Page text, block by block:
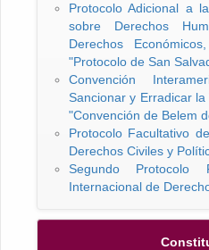
Protocolo Adicional a
sobre Derechos
Derechos
"Protocolo de San
Convención
Sancionar y Erradicar
"Convención de Belem
Protocolo Facultativo
Derechos Civiles y
Segundo Protocolo
Internacional de